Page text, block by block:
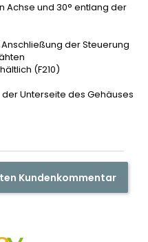
Achse und 30° entlang der
der Steuerung
(F210)
Unterseite des Gehäuses
Kundenkommentar